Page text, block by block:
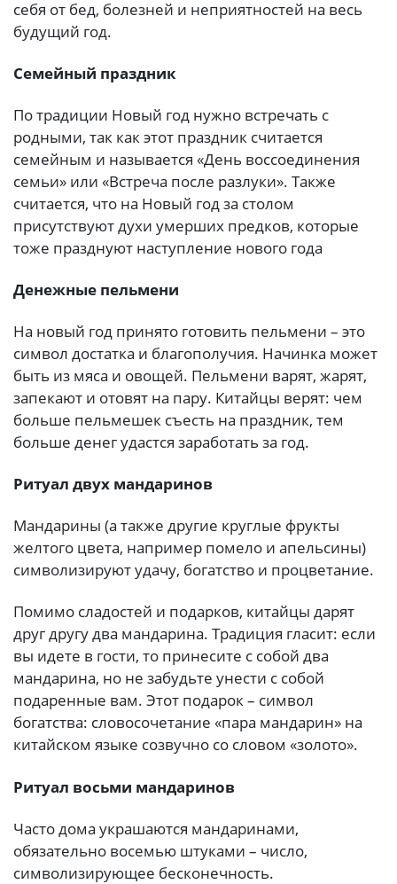
себя от бед, болезней и неприятностей на весь
будущий год.
Семейный праздник
По традиции Новый год нужно встречать с
родными, так как этот праздник считается
семейным и называется «День воссоединения
семьи» или «Встреча после разлуки». Также
считается, что на Новый год за столом
присутствуют духи умерших предков, которые
тоже празднуют наступление нового года
Денежные пельмени
На новый год принято готовить пельмени – это
символ достатка и благополучия. Начинка может
быть из мяса и овощей. Пельмени варят, жарят,
запекают и отовят на пару. Китайцы верят: чем
больше пельмешек съесть на праздник, тем
больше денег удастся заработать за год.
Ритуал двух мандаринов
Мандарины (а также другие круглые фрукты
желтого цвета, например помело и апельсины)
символизируют удачу, богатство и процветание.
Помимо сладостей и подарков, китайцы дарят
друг другу два мандарина. Традиция гласит: если
вы идете в гости, то принесите с собой два
мандарина, но не забудьте унести с собой
подаренные вам. Этот подарок – символ
богатства: словосочетание «пара мандарин» на
китайском языке созвучно со словом «золото».
Ритуал восьми мандаринов
Часто дома украшаются мандаринами,
обязательно восемью штуками – число,
символизирующее бесконечность.